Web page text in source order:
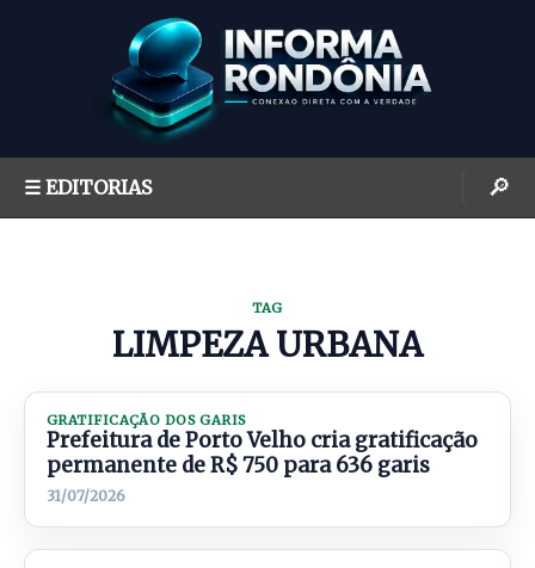
☰ EDITORIAS 🔎
TAG
LIMPEZA URBANA
GRATIFICAÇÃO DOS GARIS
Prefeitura de Porto Velho cria gratificação
permanente de R$ 750 para 636 garis
31/07/2026